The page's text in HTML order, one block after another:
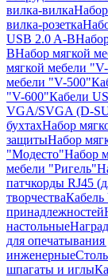
вилка-вилка
вилка-розетка
USB 2.0 A-B
BНабор мягкой
мягкой мебели
мебели "V-500"
"V-600"Кабели
VGA/SVGA (D-
бухтахНабор
защитыНабор
"Модесто"Набор
мебели "Ригель"
патчкорды RJ45
творчества
принадлежностей
настольные
для
инженерные
шпагаты и иглы